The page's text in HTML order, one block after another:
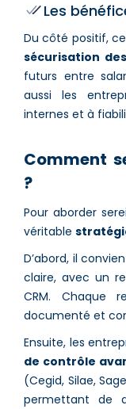
Les
Du côté positif,
sécurisation
futurs entre
aussi les
internes et à
Comment
?
Pour aborder
véritable
D’abord, il
claire, avec un
CRM. Chaque
documenté et
Ensuite, les
de contrôle
(Cegid, Silae,
permettant de